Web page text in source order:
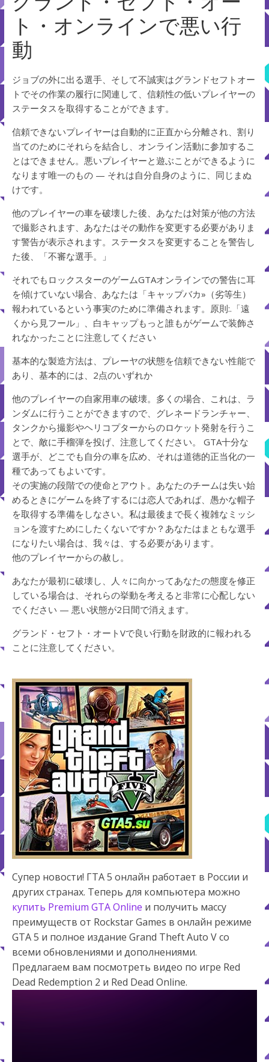
ト・オンラインで悪い行
動
ジョブの外に出る選手、そして不誠実はグランドセフトオー
トでその作業の履行に関連して、信頼性の低いプレイヤーの
ステータスを取得することができます。
信頼できないプレイヤーは自動的に正直から分離され、割り
当てのためにそれらを結合し、オンライン活動に参加するこ
とはできません。悪いプレイヤーと遊ぶことができるように
なります唯一のもの — それは自分自身のように、同じまぬ
けです。
他のプレイヤーの車を破壊した後、あなたは対策が他の方法
で撮影されます、あなたはその動作を変更する必要がありま
す警告が表示されます。ステータスを変更することを警告し
た後、「不審な選手。」
それでもロックスターのゲームGTAオンラインでの警告に耳
を傾​​けていない場合、あなたは「キャップバカ»（劣等生）
報われているという事実のために準備されます。原則:.「遠
くから見フール」、白キャップもっと誰もがゲームで装飾さ
れなかったことに注意してください
基本的な製造方法は、プレーヤの状態を信頼できない性能で
あり、基本的には、2点のいずれか
他のプレイヤーの自家用車の破壊。多くの場合、これは、ラ
ンダムに行うことができますので、グレネードランチャー、
タンクから撮影やヘリコプターからのロケット発射を行うこ
とで、敵に手榴弾を投げ、注意してください。 GTA十分な
選手が、どこでも自分の車を広め、それは道徳的正当化の一
種であってもよいです。
その実施の段階での使命とアウト。あなたのチームは失い始
めるときにゲームを終了するには恋人であれば、愚かな帽子
を取得する準備をしなさい。私は最後まで長く複雑なミッシ
ョンを渡すためにしたくないですか？あなたはまともな選手
になりたい場合は、我々は、する必要があります。
他のプレイヤーからの赦し。
あなたが最初に破壊し、人々に向かってあなたの態度を修正
している場合は、それらの挙動を考えると非常に心配しない
でください — 悪い状態が2日間で消えます。
グランド・セフト・オートVで良い行動を財政的に報われる
ことに注意してください。
Супер новости! ГТА 5 онлайн работает в России и
других странах. Теперь для компьютера можно
купить Premium GTA Online и получить массу
преимуществ от Rockstar Games в онлайн режиме
GTA 5 и полное издание Grand Theft Auto V со
всеми обновлениями и дополнениями.
Предлагаем вам посмотреть видео по игре Red
Dead Redemption 2 и Red Dead Online.